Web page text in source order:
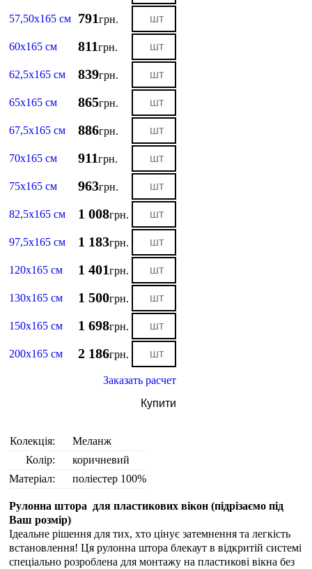
57,50х165 см 791грн.
60х165 см 811грн.
62,5х165 см 839грн.
65х165 см 865грн.
67,5х165 см 886грн.
70х165 см 911грн.
75х165 см 963грн.
82,5х165 см 1 008грн.
97,5х165 см 1 183грн.
120х165 см 1 401грн.
130х165 см 1 500грн.
150х165 см 1 698грн.
200х165 см 2 186грн.
Заказать расчет
Купити
Колекція:
Меланж
Колір:
коричневий
Матеріал:
поліестер 100%
Рулонна штора для пластикових вікон (підрізаємо під
Ваш розмір)
Ідеальне рішення для тих, хто цінує затемнення та легкість
встановлення! Ця рулонна штора блекаут в відкритій системі
спеціально розроблена для монтажу на пластикові вікна без